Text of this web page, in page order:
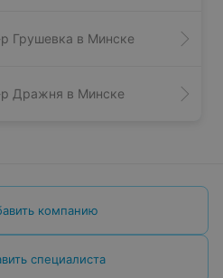
Грушевка в Минске
Дражня в Минске
компанию
специалиста